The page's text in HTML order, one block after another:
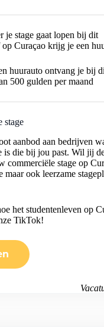
je stage gaat lopen bij dit
Curaçao krijg je een
huurauto ontvang je bij
500 gulden per maand
stage
aanbod aan bedrijven
is die bij jou past. Wil jij
commerciële stage op
maar ook leerzame
het studentenleven op
TikTok!